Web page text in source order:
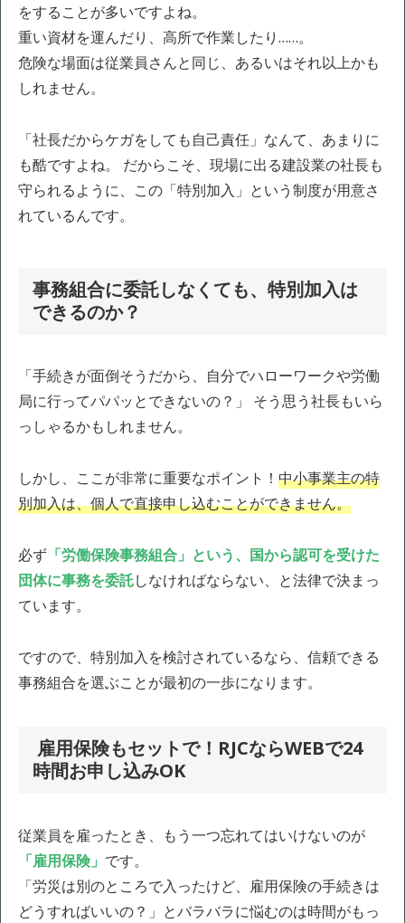
をすることが多いですよね。
重い資材を運んだり、高所で作業したり……。
危険な場面は従業員さんと同じ、あるいはそれ以上かも
しれません。
「社長だからケガをしても自己責任」なんて、あまりに
も酷ですよね。 だからこそ、現場に出る建設業の社長も
守られるように、この「特別加入」という制度が用意さ
れているんです。
事務組合に委託しなくても、特別加入は
できるのか？
「手続きが面倒そうだから、自分でハローワークや労働
局に行ってパパッとできないの？」 そう思う社長もいら
っしゃるかもしれません。
しかし、ここが非常に重要なポイント！ 中小事業主の特
別加入は、個人で直接申し込むことができません。
必ず 「労働保険事務組合」という、国から認可を受けた
団体に事務を委託しなければならない、と法律で決まっ
ています。
ですので、特別加入を検討されているなら、信頼できる
事務組合を選ぶことが最初の一歩になります。
雇用保険もセットで！RJCならWEBで24
時間お申し込みOK
従業員を雇ったとき、もう一つ忘れてはいけないのが
「雇用保険」 です。
「労災は別のところで入ったけど、雇用保険の手続きは
どうすればいいの？」とバラバラに悩むのは時間がもっ